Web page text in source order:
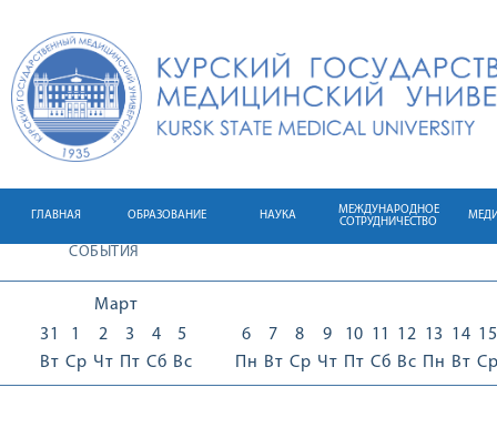
ГЛАВНАЯ ОБРАЗОВАНИЕ НАУКА
МЕЖДУНАРОДНОЕ
СОТРУДНИЧЕСТВО
СОБЫТИЯ
Март
31
Вт
1
Ср
2
Чт
3
Пт
4
Сб
5
Вс
6
Пн
7
Вт
8
Ср
9
Чт
10
Пт
11
Сб
12
Вс
13
Пн
14
Вт
15
Ср